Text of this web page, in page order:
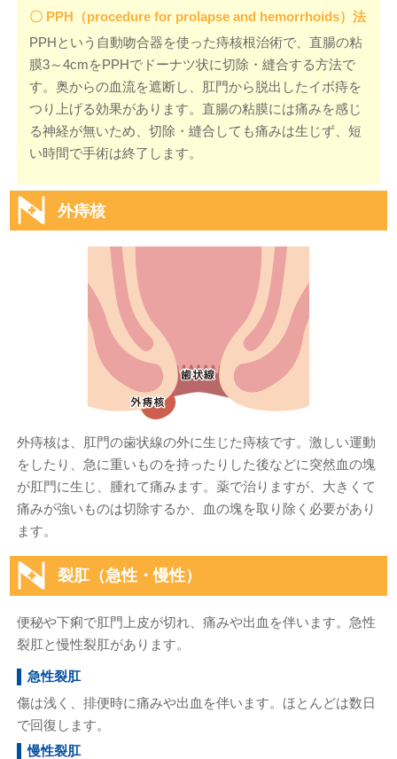
〇 PPH（procedure for prolapse and hemorrhoids）法
PPHという自動吻合器を使った痔核根治術で、直腸の粘
膜3～4cmをPPHでドーナツ状に切除・縫合する方法で
す。奥からの血流を遮断し、肛門から脱出したイボ痔を
つり上げる効果があります。直腸の粘膜には痛みを感じ
る神経が無いため、切除・縫合しても痛みは生じず、短
い時間で手術は終了します。
外痔核
外痔核は、肛門の歯状線の外に生じた痔核です。激しい運動
をしたり、急に重いものを持ったりした後などに突然血の塊
が肛門に生じ、腫れて痛みます。薬で治りますが、大きくて
痛みが強いものは切除するか、血の塊を取り除く必要があり
ます。
裂肛（急性・慢性）
便秘や下痢で肛門上皮が切れ、痛みや出血を伴います。急性
裂肛と慢性裂肛があります。
急性裂肛
傷は浅く、排便時に痛みや出血を伴います。ほとんどは数日
で回復します。
慢性裂肛